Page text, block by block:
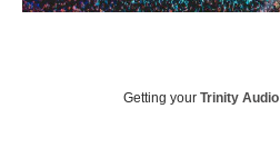
Getting your Trinity Audio